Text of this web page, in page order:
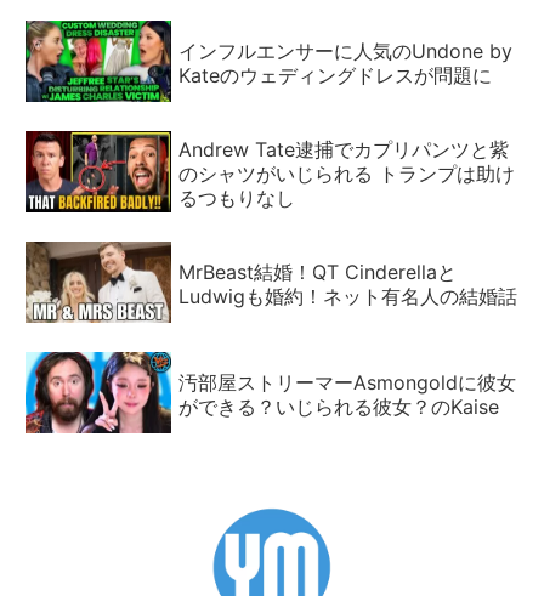
インフルエンサーに人気のUndone by
Kateのウェディングドレスが問題に
Andrew Tate逮捕でカプリパンツと紫
のシャツがいじられる トランプは助け
るつもりなし
MrBeast結婚！QT Cinderellaと
Ludwigも婚約！ネット有名人の結婚話
汚部屋ストリーマーAsmongoldに彼女
ができる？いじられる彼女？のKaise